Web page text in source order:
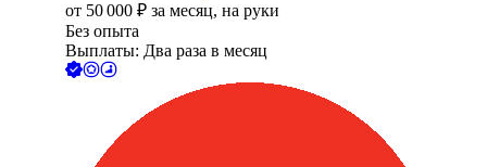
от 50 000 ₽ за месяц, на руки
Без опыта
Выплаты: Два раза в месяц